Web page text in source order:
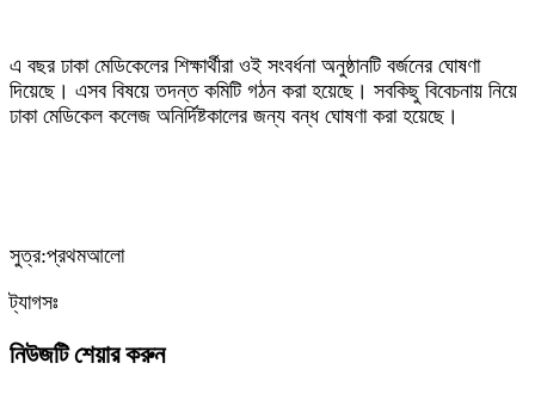
‎এ বছর ঢাকা মেডিকেলের শিক্ষার্থীরা ওই সংবর্ধনা অনুষ্ঠানটি বর্জনের ঘোষণা
দিয়েছে। এসব বিষয়ে তদন্ত কমিটি গঠন করা হয়েছে। সবকিছু বিবেচনায় নিয়ে
ঢাকা মেডিকেল কলেজ অনির্দিষ্টকালের জন্য বন্ধ ঘোষণা করা হয়েছে।
সুত্র:প্রথমআলো
ট্যাগসঃ
নিউজটি শেয়ার করুন